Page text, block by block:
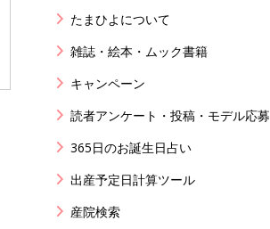
たまひよについて
雑誌・絵本・ムック書籍
キャンペーン
読者アンケート・投稿・モデル応募
365日のお誕生日占い
出産予定日計算ツール
産院検索